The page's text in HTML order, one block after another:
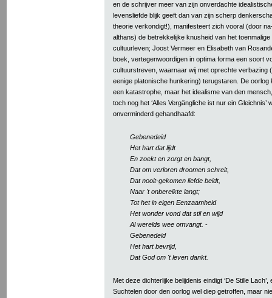
en de schrijver meer van zijn onverdachte
levensliefde blijk geeft dan van zijn scherp
theorie verkondigt!), manifesteert zich vooral (door
althans) de betrekkelijke knusheid van het
cultuurleven; Joost Vermeer en Elisabeth van
boek, vertegenwoordigen in optima forma een soort
cultuurstreven, waarnaar wij met oprechte verbazing
eenige platonische hunkering) terugstaren. De
een katastrophe, maar het idealisme van den
toch nog het ‘Alles Vergängliche ist nur ein Gleichnis’
onverminderd gehandhaafd:
Gebenedeid
Het hart dat lijdt
En zoekt en zorgt en bangt,
Dat om verloren droomen schreit,
Dat nooit-gekomen liefde beidt,
Naar 't onbereikte langt;
Tot het in eigen Eenzaamheid
Het wonder vond dat stil en wijd
Al werelds wee omvangt. -
Gebenedeid
Het hart bevrijd,
Dat God om 't leven dankt.
Met deze dichterlijke belijdenis eindigt ‘De Stille
Suchtelen door den oorlog wel diep getroffen, maar